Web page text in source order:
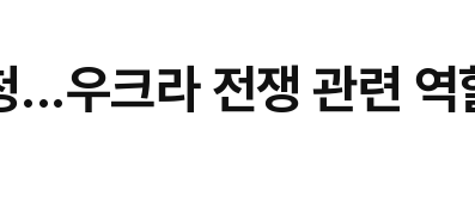
우크라 전쟁 관련 역